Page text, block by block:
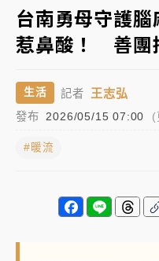
雨熱區曝
台南勇母守護腦
惹鼻酸！ 善團
生活 記者 王志弘
發布 2026/05/15 07:00 (
#暖流